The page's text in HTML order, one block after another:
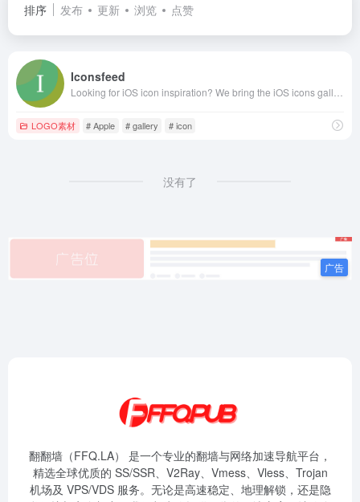
排序 发布 更新 浏览 点赞
Iconsfeed
LOGO素材 # Apple # gallery # icon
没有了
翻翻墙（FFQ.LA） 是一个专业的翻墙与网络加速导航平台，
精选全球优质的 SS/SSR、V2Ray、Vmess、Vless、Trojan
机场及 VPS/VDS 服务。无论是高速稳定、地理解锁，还是隐